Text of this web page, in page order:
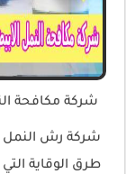
شركة مكافحة
شركة رش النمل
طرق الوقاية